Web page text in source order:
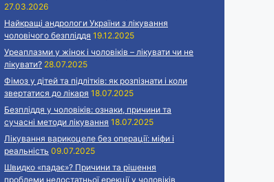
27.03.2026
Найкращі андрологи України з лікування
чоловічого безпліддя 19.12.2025
Уреаплазми у жінок і чоловіків – лікувати чи не
лікувати? 28.07.2025
Фімоз у дітей та підлітків: як розпізнати і коли
звертатися до лікаря 18.07.2025
Безпліддя у чоловіків: ознаки, причини та
сучасні методи лікування 18.07.2025
Лікування варикоцеле без операції: міфи і
реальність 09.07.2025
Швидко «падає»? Причини та рішення
проблеми недостатньої ерекції у чоловіків